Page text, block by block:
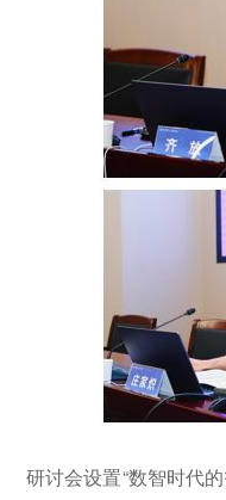
研讨会设置“数智时代的